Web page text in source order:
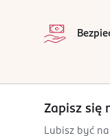
Zapisz się
Lubisz być